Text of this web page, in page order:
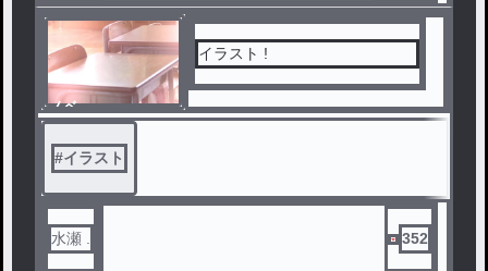
ノベ
ル
イラスト !
#イラスト
水瀬 . 352